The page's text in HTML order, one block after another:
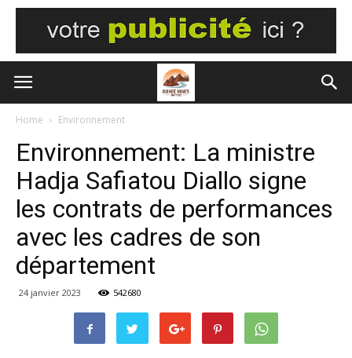
Home Environnement
Environnement: La ministre
Hadja Safiatou Diallo signe
les contrats de performances
avec les cadres de son
département
24 janvier 2023 542680